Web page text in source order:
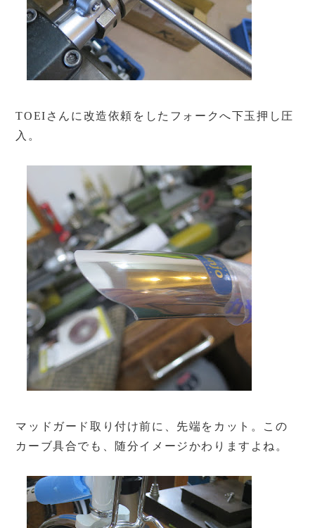
TOEIさんに改造依頼をしたフォークへ下玉押し圧
入。
マッドガード取り付け前に、先端をカット。この
カーブ具合でも、随分イメージかわりますよね。